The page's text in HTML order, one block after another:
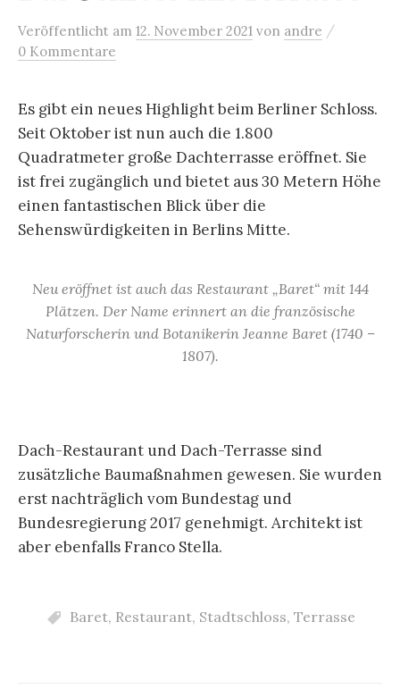
Veröffentlicht am 12. November 2021 von andre /
0 Kommentare
Es gibt ein neues Highlight beim Berliner Schloss.
Seit Oktober ist nun auch die 1.800
Quadratmeter große Dachterrasse eröffnet. Sie
ist frei zugänglich und bietet aus 30 Metern Höhe
einen fantastischen Blick über die
Sehenswürdigkeiten in Berlins Mitte.
Neu eröffnet ist auch das Restaurant „Baret“ mit 144
Plätzen. Der Name erinnert an die französische
Naturforscherin und Botanikerin Jeanne Baret (1740 –
1807).
Dach-Restaurant und Dach-Terrasse sind
zusätzliche Baumaßnahmen gewesen. Sie wurden
erst nachträglich vom Bundestag und
Bundesregierung 2017 genehmigt. Architekt ist
aber ebenfalls Franco Stella.
Baret, Restaurant, Stadtschloss, Terrasse